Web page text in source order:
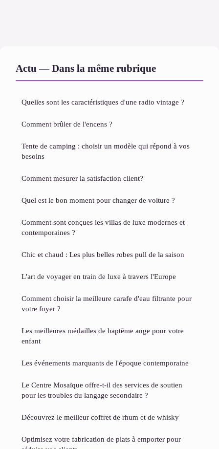
Actu — Dans la même rubrique
Quelles sont les caractéristiques d'une radio vintage ?
Comment brûler de l'encens ?
Tente de camping : choisir un modèle qui répond à vos
besoins
Comment mesurer la satisfaction client?
Quel est le bon moment pour changer de voiture ?
Comment sont conçues les villas de luxe modernes et
contemporaines ?
Chic et chaud : Les plus belles robes pull de la saison
L'art de voyager en train de luxe à travers l'Europe
Comment choisir la meilleure carafe d'eau filtrante pour
votre foyer ?
Les meilleures médailles de baptême ange pour votre
enfant
Les événements marquants de l'époque contemporaine
Le Centre Mosaïque offre-t-il des services de soutien
pour les troubles du langage secondaire ?
Découvrez le meilleur coffret de rhum et de whisky
Optimisez votre fabrication de plats à emporter pour